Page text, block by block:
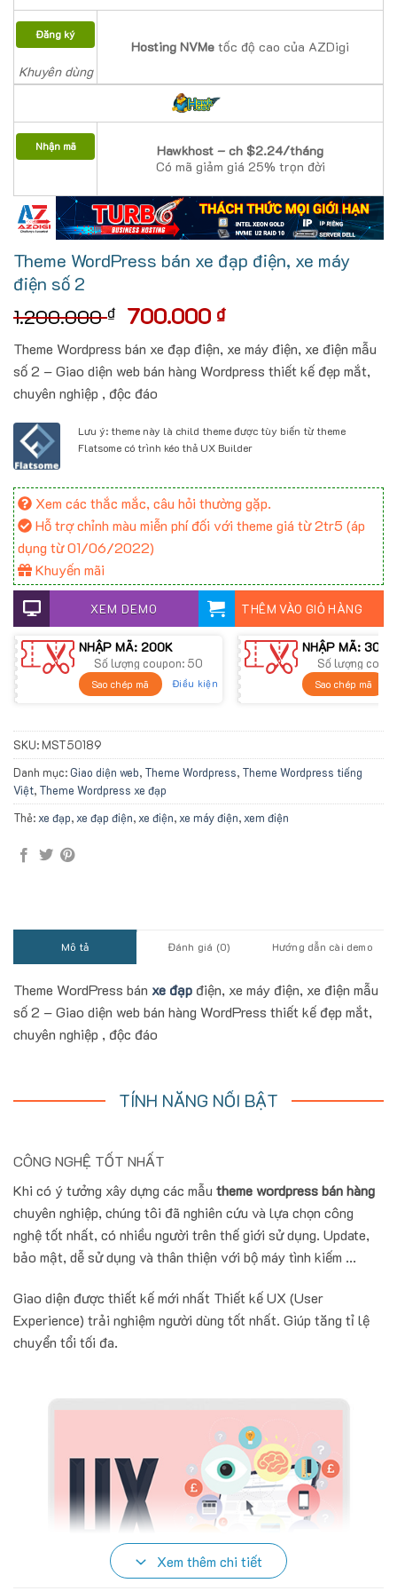
Đăng ký
Khuyên dùng
Hosting NVMe tốc độ cao của AZDigi
Nhận mã
Hawkhost – ch $2.24/tháng
Có mã giảm giá 25% trọn đời
Theme WordPress bán xe đạp điện, xe máy
điện số 2
1.200.000₫ Giá
là:
1.200.000 ₫.
700.000 ₫Giá
tại
là:
Theme Wordpress bán xe đạp điện, xe máy điện, xe điện mẫu
số 2 – Giao diện web bán hàng Wordpress thiết kế đẹp mắt,
chuyên nghiệp , độc đáo
Lưu ý: theme này là child theme được tùy biến từ theme
Flatsome có trình kéo thả UX Builder
Xem các thắc mắc, câu hỏi thường gặp.
Hỗ trợ chỉnh màu miễn phí đối với theme giá từ 2tr5 (áp
dụng từ 01/06/2022)
Khuyến mãi
XEM DEMO THÊM VÀO GIỎ HÀNG
NHẬP MÃ: 200K
Số lượng coupon: 50
Sao chép mã Điều kiện
NHẬP MÃ: 300K
Số lượng
Sao chép mã
SKU: MST50189
Danh mục:Giao diện web, Theme Wordpress, Theme Wordpress tiếng
Việt, Theme Wordpress xe đạp
Thẻ:xe đạp,xe đạp điện,xe điện,xe máy điện,xem điện
Mô tả Đánh giá (0) Hướng dẫn cài demo
Theme WordPress bán xe đạp điện, xe máy điện, xe điện mẫu
số 2 – Giao diện web bán hàng WordPress thiết kế đẹp mắt,
chuyên nghiệp , độc đáo
TÍNH NĂNG NỔI BẬT
CÔNG NGHỆ TỐT NHẤT
Khi có ý tưởng xây dựng các mẫu theme wordpress bán hàng
chuyên nghiệp, chúng tôi đã nghiên cứu và lựa chọn công
nghệ tốt nhất, có nhiều người trên thế giới sử dụng. Update,
bảo mật, dễ sử dụng và thân thiện với bộ máy tình kiếm ...
Giao diện được thiết kế mới nhất Thiết kế UX (User
Experience) trải nghiệm người dùng tốt nhất. Giúp tăng tỉ lệ
chuyển tổi tối đa.
Xem thêm chi tiết